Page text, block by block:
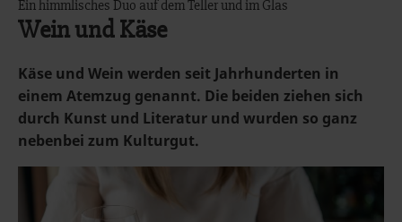
Ein himmlisches Duo auf dem Teller und im Glas
Wein und Käse
Käse und Wein werden seit Jahrhunderten in
einem Atemzug genannt. Die beiden ziehen sich
durch Kunst und Literatur und wurden so ganz
nebenbei zum Kulturgut.